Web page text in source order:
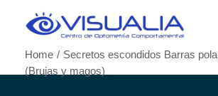
Home
Secretos escondidos Barras
(Brujas y magos)